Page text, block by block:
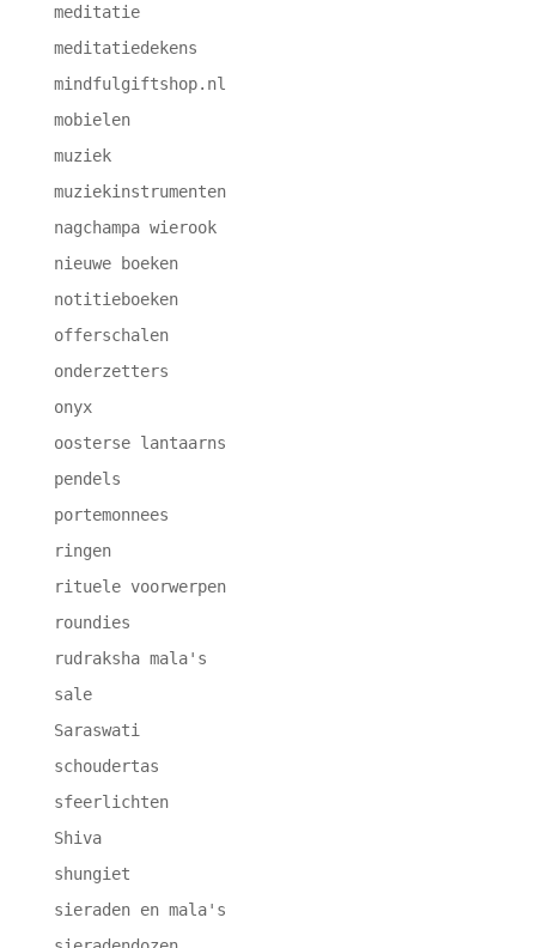
meditatie
meditatiedekens
mindfulgiftshop.nl
mobielen
muziek
muziekinstrumenten
nagchampa wierook
nieuwe boeken
notitieboeken
offerschalen
onderzetters
onyx
oosterse lantaarns
pendels
portemonnees
ringen
rituele voorwerpen
roundies
rudraksha mala's
sale
Saraswati
schoudertas
sfeerlichten
Shiva
shungiet
sieraden en mala's